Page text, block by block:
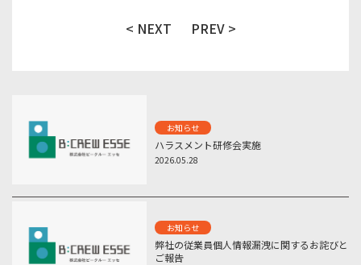
< NEXT PREV >
お知らせ
ハラスメント研修会実施
2026.05.28
お知らせ
弊社の従業員個人情報漏洩に関するお詫びと
ご報告